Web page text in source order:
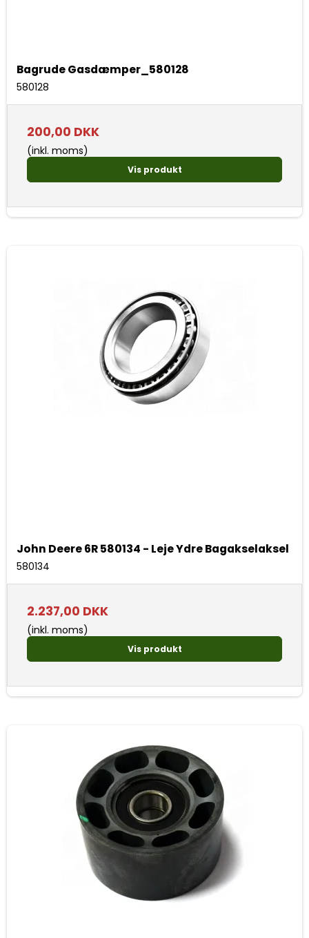
Bagrude Gasdæmper_580128
580128
200,00 DKK
(inkl. moms)
Vis produkt
John Deere 6R 580134 - Leje Ydre Bagakselaksel
580134
2.237,00 DKK
(inkl. moms)
Vis produkt